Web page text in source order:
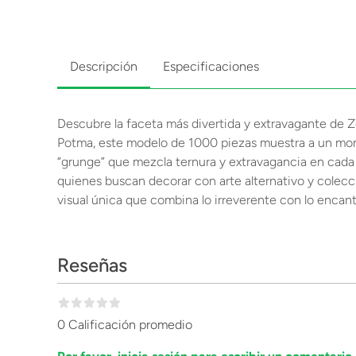
Descripción Especificaciones
Descubre la faceta más divertida y extravagante de
Potma, este modelo de 1000 piezas muestra a un
“grunge” que mezcla ternura y extravagancia en
quienes buscan decorar con arte alternativo y
visual única que combina lo irreverente con lo
Reseñas
0 Calificación promedio